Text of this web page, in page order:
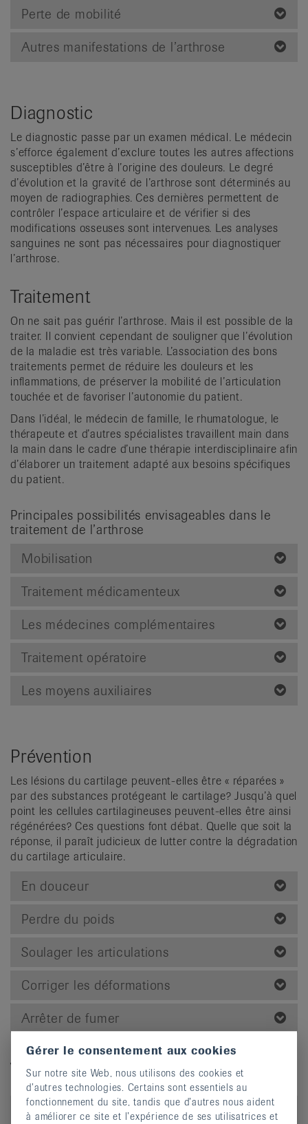
Perte de mobilité
Autres manifestations de l’arthrose
Diagnostic
Le diagnostic passe par un examen médical. Le médecin
s’efforce également d’exclure toutes les autres affections
susceptibles d’être à l’origine des douleurs. Le degré
d’évolution et la gravité de l’arthrose sont déterminés au
moyen de radiographies. Ces dernières permettent de
contrôler l’espace articulaire et de vérifier si des
modifications osseuses sont intervenues. Les analyses
sanguines ne sont pas nécessaires pour diagnostiquer
l’arthrose.
Traitement
On ne sait pas guérir l’arthrose. Mais il est possible de la
traiter. Il convient cependant de souligner que l’évolution
de la maladie est très variable. L’association des bons
traitements permet de réduire les douleurs et les
inflammations, de préserver la mobilité de l’articulation
touchée et de favoriser l’autonomie du patient.
Dans l’idéal, le médecin de famille, le rhumatologue, le
thérapeute et d’autres spécialistes travaillent main dans
la main dans le cadre d’une thérapie interdisciplinaire afin
d’élaborer un traitement adapté aux besoins spécifiques
du patient.
Principales possibilités envisageables dans le
traitement de l’arthrose
Mobilisation
Traitement médicamenteux
Les médecines complémentaires
Traitement opératoire
Les moyens auxiliaires
Prévention
Les lésions du cartilage peuvent-elles être « réparées »
par des substances protégeant le cartilage? Jusqu’à quel
point les cellules cartilagineuses peuvent-elles être ainsi
régénérées? Ces questions font débat. Quelle que soit la
réponse, il paraît judicieux de lutter contre la dégradation
du cartilage articulaire.
En douceur
Perdre du poids
Soulager les articulations
Corriger les déformations
Arrêter de fumer
Vidéos explicatives
Gérer le consentement aux cookies
Sur notre site Web, nous utilisons des cookies et
d’autres technologies. Certains sont essentiels au
fonctionnement du site, tandis que d’autres nous aident
à améliorer ce site et l’expérience de ses utilisatrices et